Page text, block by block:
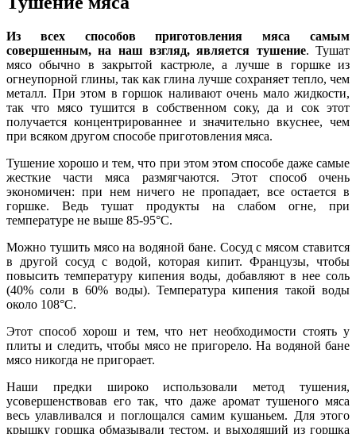
Из всех способов приготовления мяса самым
совершенным, на наш взгляд, является тушение. Тушат
мясо обычно в закрытой кастрюле, а лучше в горшке из
огнеупорной глины, так как глина лучше сохраняет тепло, чем
металл. При этом в горшок наливают очень мало жидкости,
так что мясо тушится в собственном соку, да и сок этот
получается концентрированнее и значительно вкуснее, чем
при всяком другом способе приготовления мяса.
Тушение хорошо и тем, что при этом этом способе даже самые
жесткие части мяса размягчаются. Этот способ очень
экономичен: при нем ничего не пропадает, все остается в
горшке. Ведь тушат продукты на слабом огне, при
температуре не выше 85-95°С.
Можно тушить мясо на водяной бане. Сосуд с мясом ставится
в другой сосуд с водой, которая кипит. Французы, чтобы
повысить температуру кипения воды, добавляют в нее соль
(40% соли в 60% воды). Температура кипения такой воды
около 108°С.
Этот способ хорош и тем, что нет необходимости стоять у
плиты и следить, чтобы мясо не пригорело. На водяной бане
мясо никогда не пригорает.
Наши предки широко использовали метод тушения,
усовершенствовав его так, что даже аромат тушеного мяса
весь улавливался и поглощался самим кушаньем. Для этого
крышку горшка обмазывали тестом, и выходящий из горшка